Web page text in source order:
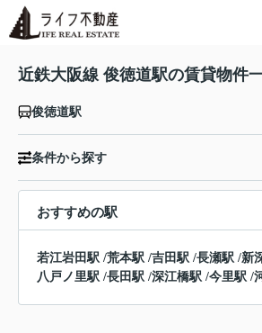
近鉄大阪線 俊徳道駅の賃貸物件
俊徳道駅
条件から探す
おすすめの駅
若江岩田駅 /荒本駅 /吉田駅 /長瀬駅 /新
八戸ノ里駅 /長田駅 /深江橋駅 /今里駅 /